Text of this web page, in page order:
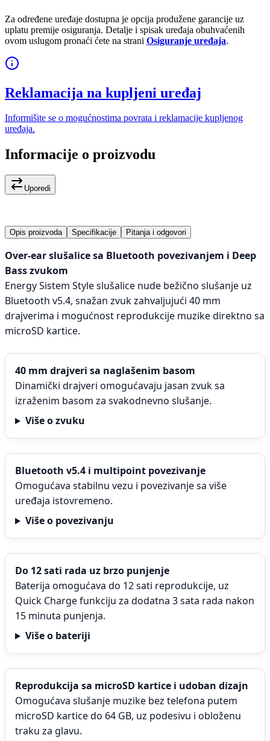
Za određene uređaje dostupna je opcija produžene garancije uz
uplatu premije osiguranja. Detalje i spisak uređaja obuhvaćenih
ovom uslugom pronaći ćete na strani Osiguranje uređaja.
Reklamacija na kupljeni uređaj
Informišite se o mogućnostima povrata i reklamacije kupljenog
uređaja.
Informacije o proizvodu
Uporedi
Opis proizvoda Specifikacije Pitanja i odgovori
Over-ear slušalice sa Bluetooth povezivanjem i Deep
Bass zvukom
Energy Sistem Style slušalice nude bežično slušanje uz
Bluetooth v5.4, snažan zvuk zahvaljujući 40 mm
drajverima i mogućnost reprodukcije muzike direktno sa
microSD kartice.
40 mm drajveri sa naglašenim basom
Dinamički drajveri omogućavaju jasan zvuk sa
izraženim basom za svakodnevno slušanje.
Više o zvuku
Bluetooth v5.4 i multipoint povezivanje
Omogućava stabilnu vezu i povezivanje sa više
uređaja istovremeno.
Više o povezivanju
Do 12 sati rada uz brzo punjenje
Baterija omogućava do 12 sati reprodukcije, uz
Quick Charge funkciju za dodatna 3 sata rada nakon
15 minuta punjenja.
Više o bateriji
Reprodukcija sa microSD kartice i udoban dizajn
Omogućava slušanje muzike bez telefona putem
microSD kartice do 64 GB, uz podesivu i obloženu
traku za glavu.